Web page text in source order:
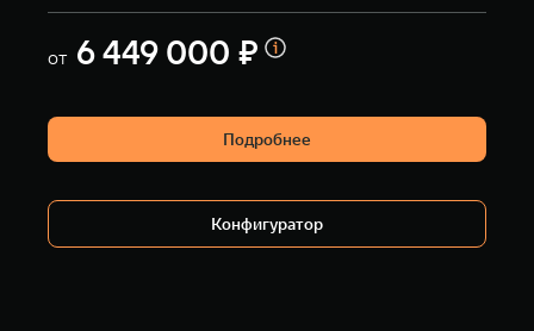
от 6 449 000 ₽
Подробнее
Конфигуратор